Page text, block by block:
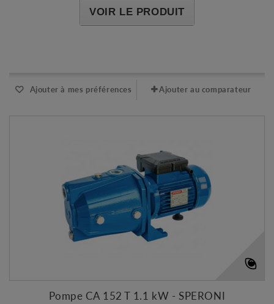
VOIR LE PRODUIT
Ajouter à mes préférences Ajouter au comparateur
Pompe CA 152 T 1.1 kW - SPERONI